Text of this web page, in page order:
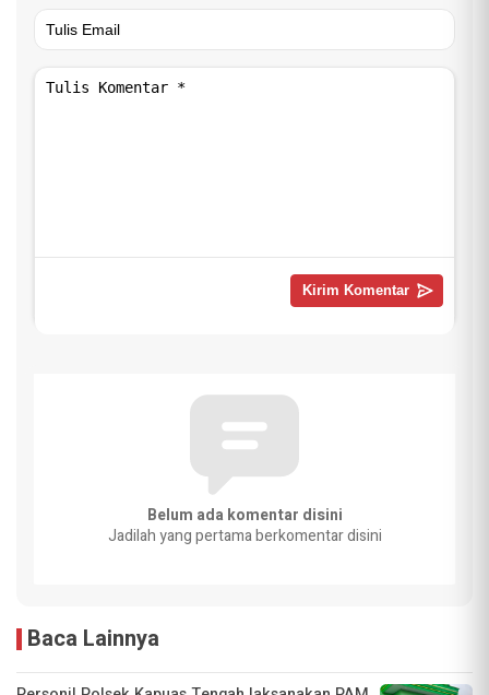
Belum ada komentar disini
Jadilah yang pertama berkomentar disini
Baca Lainnya